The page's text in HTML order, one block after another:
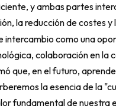
y ambas partes
la reducción de costes
como una
colaboración en la
que, en el futuro,
la esencia de la
fundamental de nuestra